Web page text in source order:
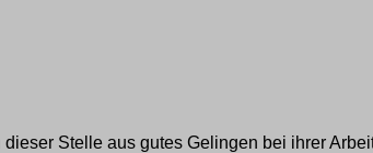
Stelle aus gutes Gelingen bei ihrer